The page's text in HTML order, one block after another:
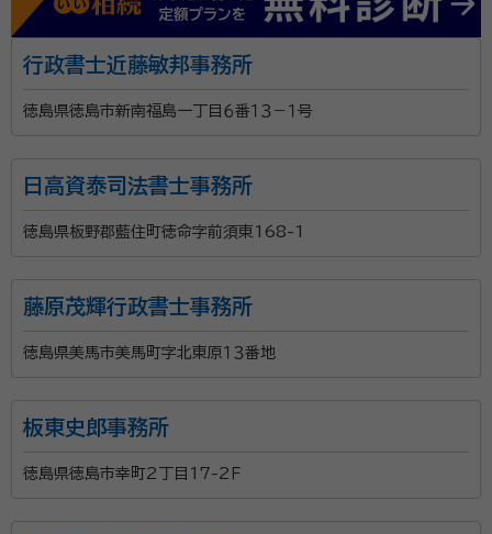
合わせてご支援いたします。 【事務所開設の経緯とご挨
拶】 社会福祉分野にて２５年以上の経験を持ちます、法
律関係の方々とご一緒にお仕事をしながら仕事をして
きました。もう一歩踏み込んだ社会福祉を求めて、
介護福祉の現場に携わってきた経験と、福祉に関する資
に、丁寧に寄り添いながらサポートいたします。 遺言書
見据えたアドバイスと実務支援を通じて、ご相談者様の
様お一人おひとりの背景や価値観を大切にし、安心して
資格等：行政書士 / その他（社会福祉士、介護支援専門員）
法人コスモス成年後見サポートセンター
行政書士近藤敏邦事務所
徳島県徳島市新南福島一丁目６番１３－１号
日高資泰司法書士事務所
徳島県板野郡藍住町徳命字前須東168-1
藤原茂輝行政書士事務所
徳島県美馬市美馬町字北東原１３番地
板東史郎事務所
徳島県徳島市幸町2丁目17-2Ｆ